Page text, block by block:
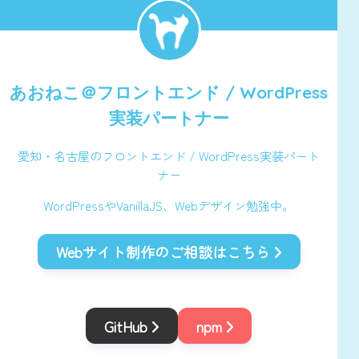
あおねこ＠フロントエンド / WordPress
実装パートナー
愛知・名古屋のフロントエンド / WordPress実装パート
ナー
WordPressやVanillaJS、Webデザイン勉強中。
Webサイト制作のご相談はこちら
GitHub npm